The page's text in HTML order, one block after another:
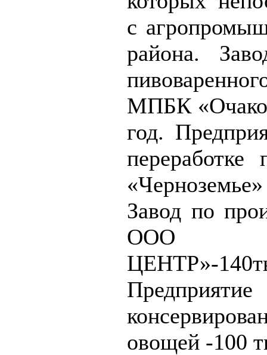
с
района.
МПБК
год.
Завод по
ООО
ЦЕНТР»-
овощей -100